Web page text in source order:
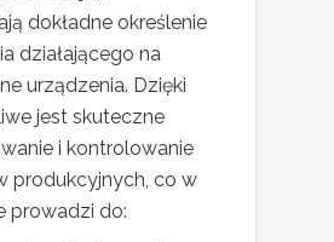
dokładne określenie
działającego na
urządzenia. Dzięki
jest skuteczne
i kontrolowanie
produkcyjnych, co w
prowadzi do: